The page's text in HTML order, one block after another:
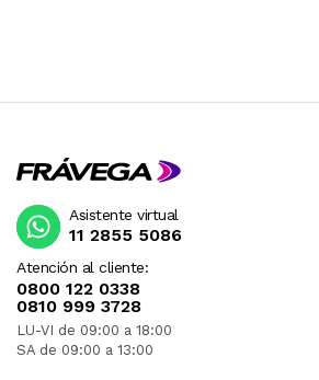
Atención al cliente:
0800 122 0338
0810 999 3728
LU-VI de 09:00 a 18:00
SA de 09:00 a 13:00
Asistente virtual
11 2855 5086